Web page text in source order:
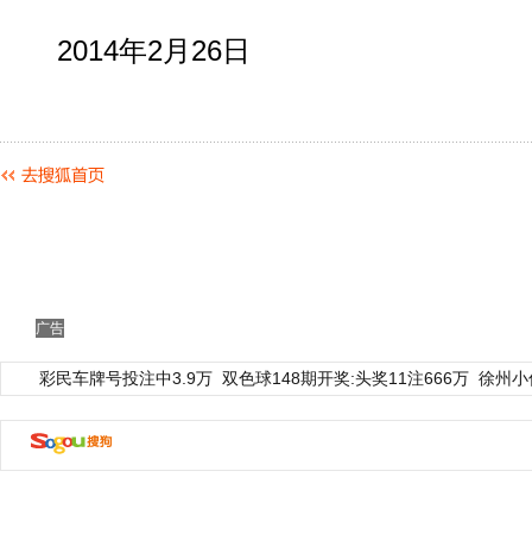
2014年2月26日
广告
彩民车牌号投注中3.9万 双色球148期开奖:头奖11注666万 徐州